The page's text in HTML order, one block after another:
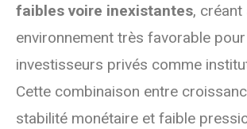
faibles voire inexistantes, créant
environnement très favorable
investisseurs privés comme
Cette combinaison entre
stabilité monétaire et faible